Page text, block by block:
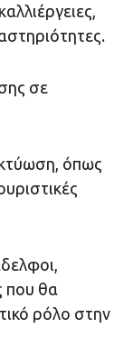
σε
όπως
που θα
ρόλο στην